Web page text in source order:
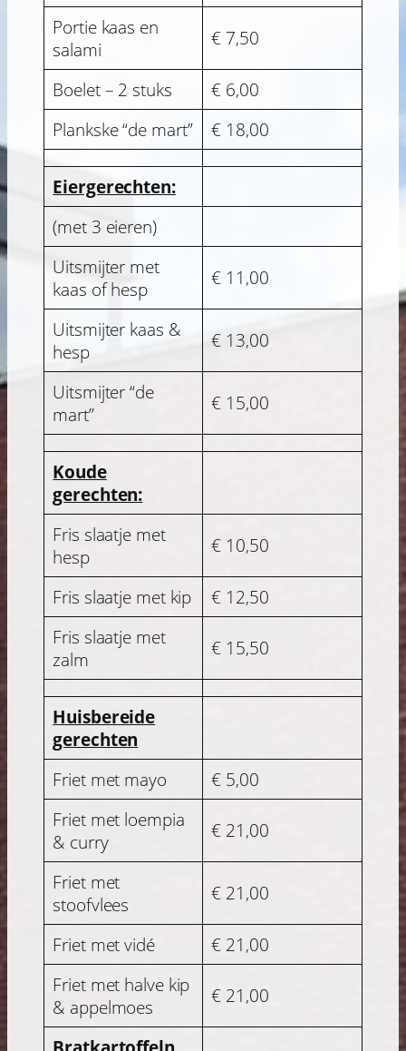
Portie kaas en
salami
€ 7,50
Boelet – 2 stuks
€ 6,00
Plankske “de mart”
€ 18,00
Eiergerechten:
(met 3 eieren)
Uitsmijter met
kaas of hesp
€ 11,00
Uitsmijter kaas &
hesp
€ 13,00
Uitsmijter “de
mart”
€ 15,00
Koude
gerechten:
Fris slaatje met
hesp
€ 10,50
Fris slaatje met kip
€ 12,50
Fris slaatje met
zalm
€ 15,50
Huisbereide
gerechten
Friet met mayo
€ 5,00
Friet met loempia
& curry
€ 21,00
Friet met
stoofvlees
€ 21,00
Friet met vidé
€ 21,00
Friet met halve kip
& appelmoes
€ 21,00